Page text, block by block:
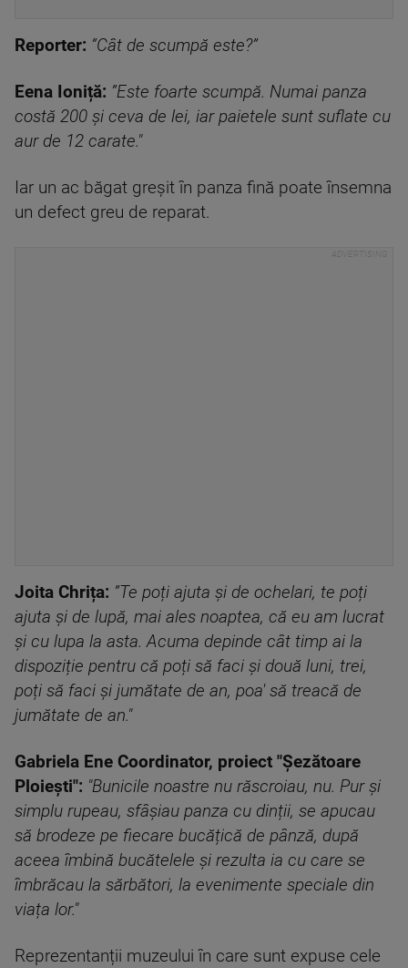
Reporter: ”Cât de scumpă este?”
Eena Ioniță: ”Este foarte scumpă. Numai panza
costă 200 și ceva de lei, iar paietele sunt suflate cu
aur de 12 carate."
Iar un ac băgat greșit în panza fină poate însemna
un defect greu de reparat.
Joita Chrița: ”Te poți ajuta și de ochelari, te poți
ajuta și de lupă, mai ales noaptea, că eu am lucrat
și cu lupa la asta. Acuma depinde cât timp ai la
dispoziție pentru că poți să faci și două luni, trei,
poți să faci și jumătate de an, poa' să treacă de
jumătate de an."
Gabriela Ene Coordinator, proiect "Șezătoare
Ploiești": "Bunicile noastre nu răscroiau, nu. Pur și
simplu rupeau, sfâșiau panza cu dinții, se apucau
să brodeze pe fiecare bucățică de pânză, după
aceea îmbină bucătelele și rezulta ia cu care se
îmbrăcau la sărbători, la evenimente speciale din
viața lor."
Reprezentanții muzeului în care sunt expuse cele